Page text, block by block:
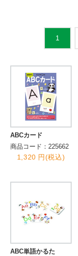
1
ABCカード
商品コード：225662
1,320 円(税込)
ABC単語かるた